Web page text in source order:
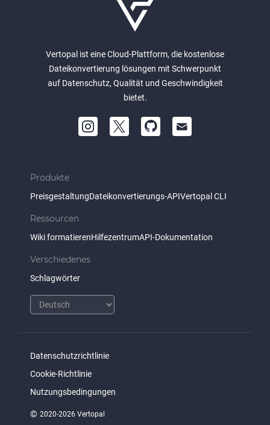
Vertopal ist eine Cloud-Plattform, die kostenlose
Dateikonvertierung lösungen mit Schwerpunkt
auf Datenschutz, Qualität und Geschwindigkeit
bietet.
Produkte
PreisgestaltungDateikonvertierungs-APIVertopal CLI
Ressourcen
Wiki formatierenHilfezentrumAPI-Dokumentation
Verschiedenes
Schlagwörter
Datenschutzrichtlinie
Cookie-Richtlinie
Nutzungsbedingungen
© 2020-2026 Vertopal